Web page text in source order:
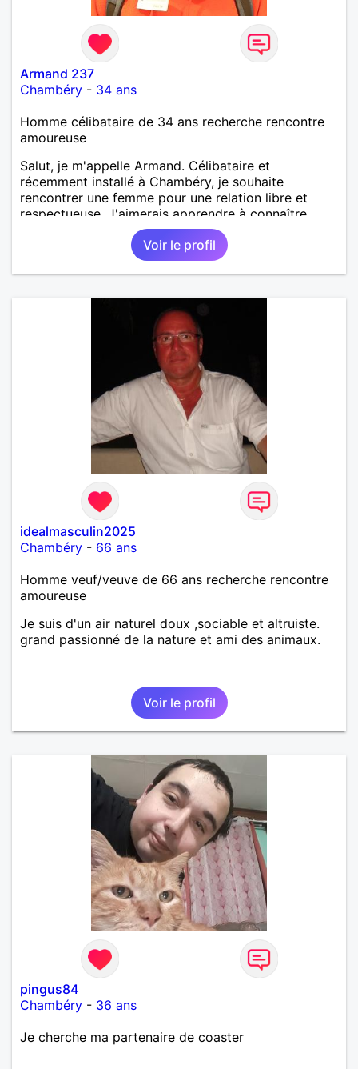
Armand 237
Chambéry - 34 ans
Homme célibataire de 34 ans recherche rencontre
amoureuse
Salut, je m'appelle Armand. Célibataire et
récemment installé à Chambéry, je souhaite
rencontrer une femme pour une relation libre et
respectueuse. J'aimerais apprendre à connaître
quelqu'un avec qui partager de bons moments dans
un esprit d'ouverture et de sérénité.
Voir le profil
idealmasculin2025
Chambéry - 66 ans
Homme veuf/veuve de 66 ans recherche rencontre
amoureuse
Je suis d'un air naturel doux ,sociable et altruiste.
grand passionné de la nature et ami des animaux.
Voir le profil
pingus84
Chambéry - 36 ans
Je cherche ma partenaire de coaster